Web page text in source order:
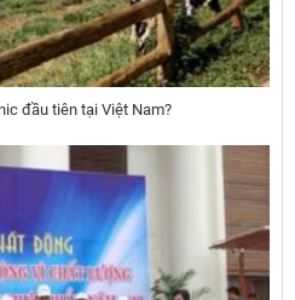
đầu tiên tại Việt Nam?